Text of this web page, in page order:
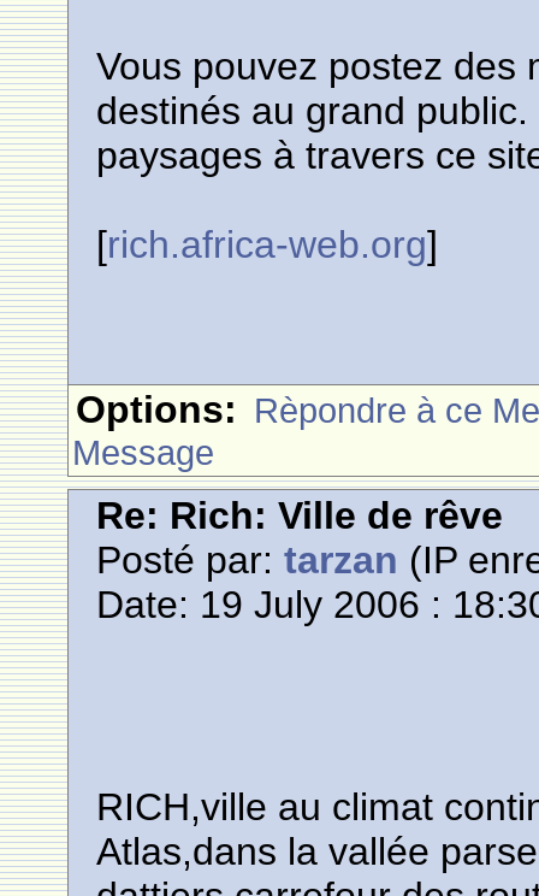
Vous pouvez postez des
destinés au grand
paysages à travers ce
[rich.africa-web.org]
Options: Rèpondre à ce
Message
Re: Rich: Ville de rêve
Posté par:tarzan (IP
Date: 19 July 2006 :
RICH,ville au climat
Atlas,dans la vallée